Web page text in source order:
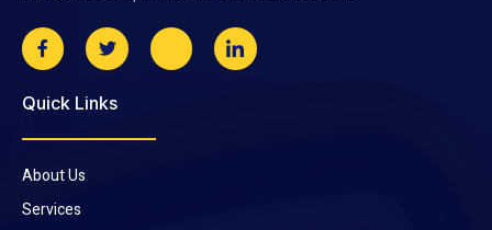
Quick Links
About Us
Services